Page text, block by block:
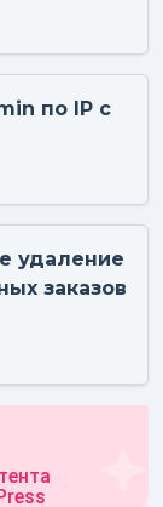
по IP с
удаление
заказов